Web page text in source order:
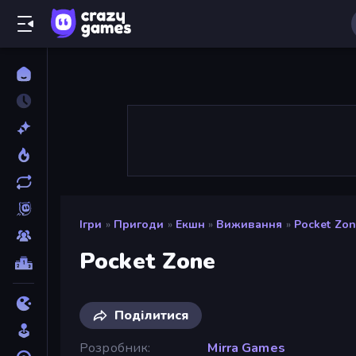
Ігри » Пригоди » Екшн » Виживання » Pocket
Pocket Zone
Поділитися
Розробник
Mirra Games